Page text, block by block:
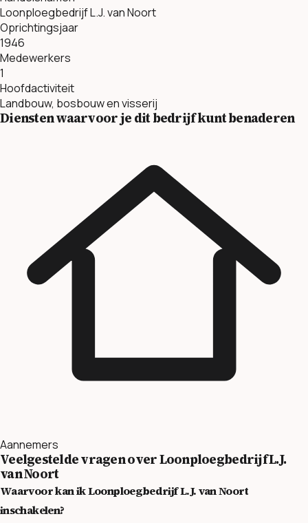
Loonploegbedrijf L.J. van Noort
Oprichtingsjaar
1946
Medewerkers
1
Hoofdactiviteit
Landbouw, bosbouw en visserij
Diensten waarvoor je dit bedrijf kunt benaderen
Aannemers
Veelgestelde vragen over Loonploegbedrijf L.J.
van Noort
Waarvoor kan ik Loonploegbedrijf L.J. van Noort
inschakelen?